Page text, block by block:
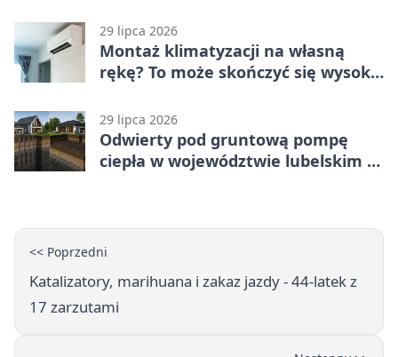
29 lipca 2026
Montaż klimatyzacji na własną
rękę? To może skończyć się wysoką
29 lipca 2026
Odwierty pod gruntową pompę
ciepła w województwie lubelskim -
<< Poprzedni
Katalizatory, marihuana i zakaz jazdy - 44-latek z
17 zarzutami